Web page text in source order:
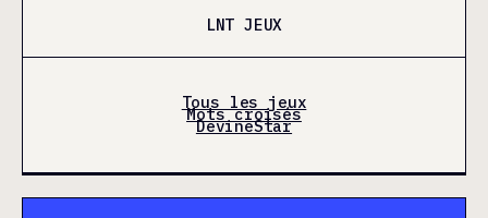
LNT JEUX
Tous les jeux
Mots croisés
DevineStar